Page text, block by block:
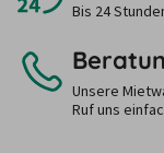
Bis 24
Unsere
Ruf uns